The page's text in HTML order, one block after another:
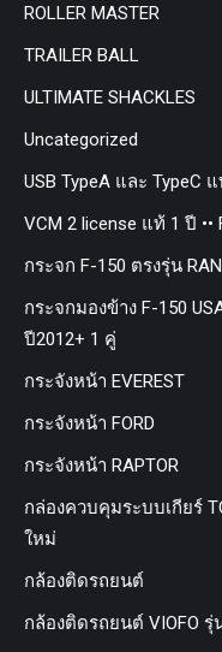
ROLLER MASTER
TRAILER BALL
ULTIMATE SHACKLES
Uncategorized
USB TypeA และ TypeC
VCM 2 license แท้ 1 ปี ••
กระจก F-150 ตรงรุ่น
กระจกมองข้าง F-150
ปี2012+ 1 คู่
กระจังหน้า EVEREST
กระจังหน้า FORD
กระจังหน้า RAPTOR
กล่องควบคุมระบบเกียร์
ใหม่
กล้องติดรถยนต์
กล้องติดรถยนต์ VIOFO รุ่